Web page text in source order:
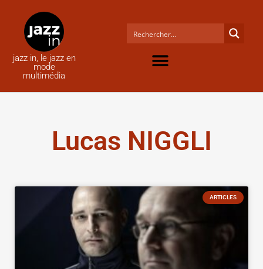
jazz in, le jazz en
mode
multimédia
Lucas NIGGLI
ARTICLES